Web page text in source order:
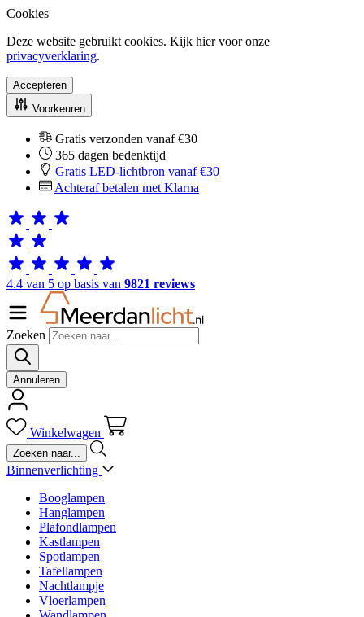
Cookies
Deze website gebruikt cookies. Kijk hier voor onze
privacyverklaring.
Accepteren
Voorkeuren
Gratis verzonden vanaf €30
365 dagen bedenktijd
Gratis LED-lichtbron vanaf €30
Achteraf betalen met Klarna
4.4 van 5 op basis van 9821 reviews
Zoeken
Annuleren
Winkelwagen
Binnenverlichting
Booglampen
Hanglampen
Plafondlampen
Kastlampen
Spotlampen
Tafellampen
Nachtlampje
Vloerlampen